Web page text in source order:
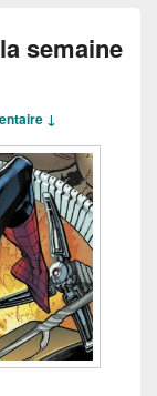
semaine
↓